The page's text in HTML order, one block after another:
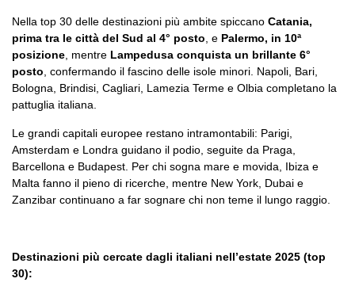
Nella top 30 delle destinazioni più ambite spiccano Catania,
prima tra le città del Sud al 4° posto , e Palermo, in 10ª
posizione , mentre Lampedusa conquista un brillante 6°
posto , confermando il fascino delle isole minori. Napoli, Bari,
Bologna, Brindisi, Cagliari, Lamezia Terme e Olbia completano la
pattuglia italiana.
Le grandi capitali europee restano intramontabili: Parigi,
Amsterdam e Londra guidano il podio, seguite da Praga,
Barcellona e Budapest. Per chi sogna mare e movida, Ibiza e
Malta fanno il pieno di ricerche, mentre New York, Dubai e
Zanzibar continuano a far sognare chi non teme il lungo raggio.
Destinazioni più cercate dagli italiani nell’estate 2025 (top
30):